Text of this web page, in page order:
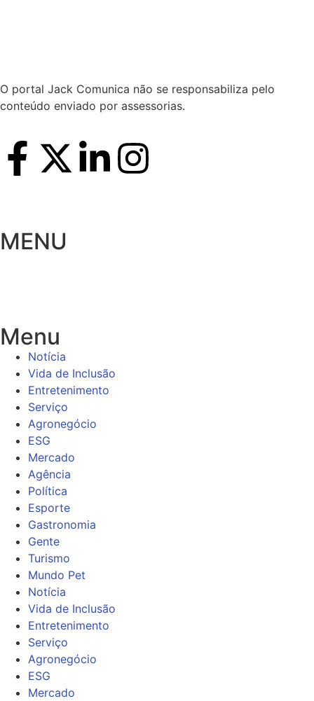
O portal Jack Comunica não se responsabiliza pelo
conteúdo enviado por assessorias.
MENU
Menu
Notícia
Vida de Inclusão
Entretenimento
Serviço
Agronegócio
ESG
Mercado
Agência
Política
Esporte
Gastronomia
Gente
Turismo
Mundo Pet
Notícia
Vida de Inclusão
Entretenimento
Serviço
Agronegócio
ESG
Mercado